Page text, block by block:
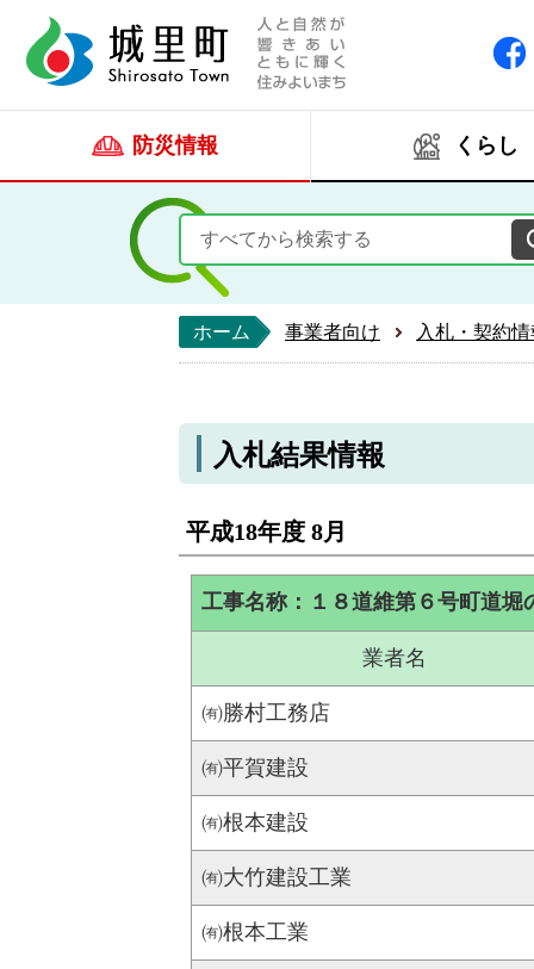
防災情報 くらし
ホーム 事業者向け 入札・契約
入札結果情報
平成18年度 8月
工事名称：１８道維第６号町道堀
業者名
㈲勝村工務店
㈲平賀建設
㈲根本建設
㈲大竹建設工業
㈲根本工業